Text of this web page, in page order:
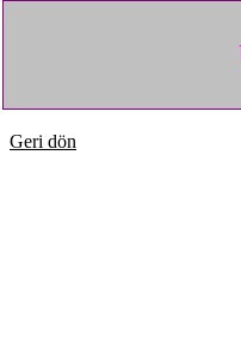
Geri dön